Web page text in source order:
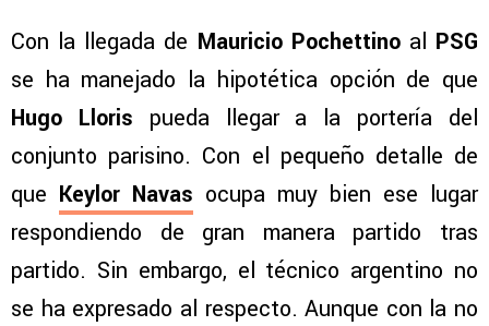
Con la llegada de Mauricio Pochettinoal PSG
se ha manejado la hipotética opción de que
Hugo Lloris pueda llegar a la portería del
conjunto parisino. Con el pequeño detalle de
que Keylor Navas ocupa muy bien ese lugar
respondiendo de gran manera partido tras
partido. Sin embargo, el técnico argentino no
se ha expresado al respecto. Aunque con la no